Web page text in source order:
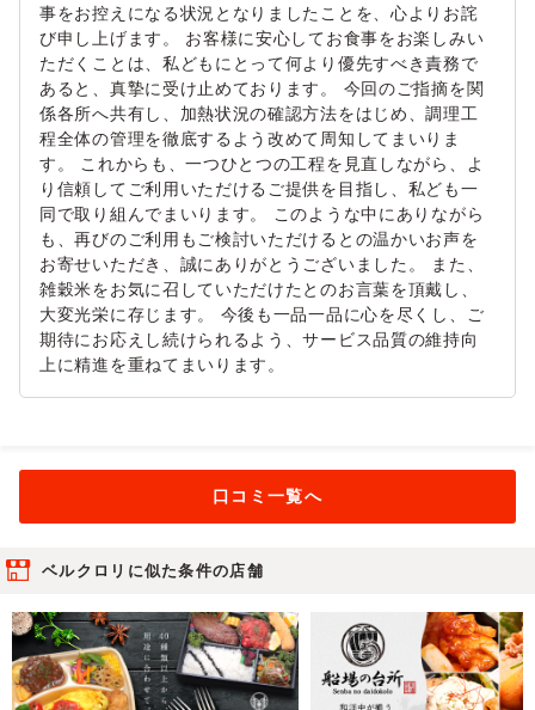
事をお控えになる状況となりましたことを、心よりお詫
び申し上げます。 お客様に安心してお食事をお楽しみい
ただくことは、私どもにとって何より優先すべき責務で
あると、真摯に受け止めております。 今回のご指摘を関
係各所へ共有し、加熱状況の確認方法をはじめ、調理工
程全体の管理を徹底するよう改めて周知してまいりま
す。 これからも、一つひとつの工程を見直しながら、よ
り信頼してご利用いただけるご提供を目指し、私ども一
同で取り組んでまいります。 このような中にありながら
も、再びのご利用もご検討いただけるとの温かいお声を
お寄せいただき、誠にありがとうございました。 また、
雑穀米をお気に召していただけたとのお言葉を頂戴し、
大変光栄に存じます。 今後も一品一品に心を尽くし、ご
期待にお応えし続けられるよう、サービス品質の維持向
上に精進を重ねてまいります。
口コミ一覧へ
ベルクロリに似た条件の店舗